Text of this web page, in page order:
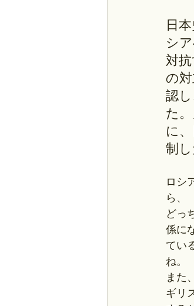
レトロゲーム
日
シ
対
の
認
た
に
制
ロシ
ら、
どっ
係に
てい
ね。
また
ギリ